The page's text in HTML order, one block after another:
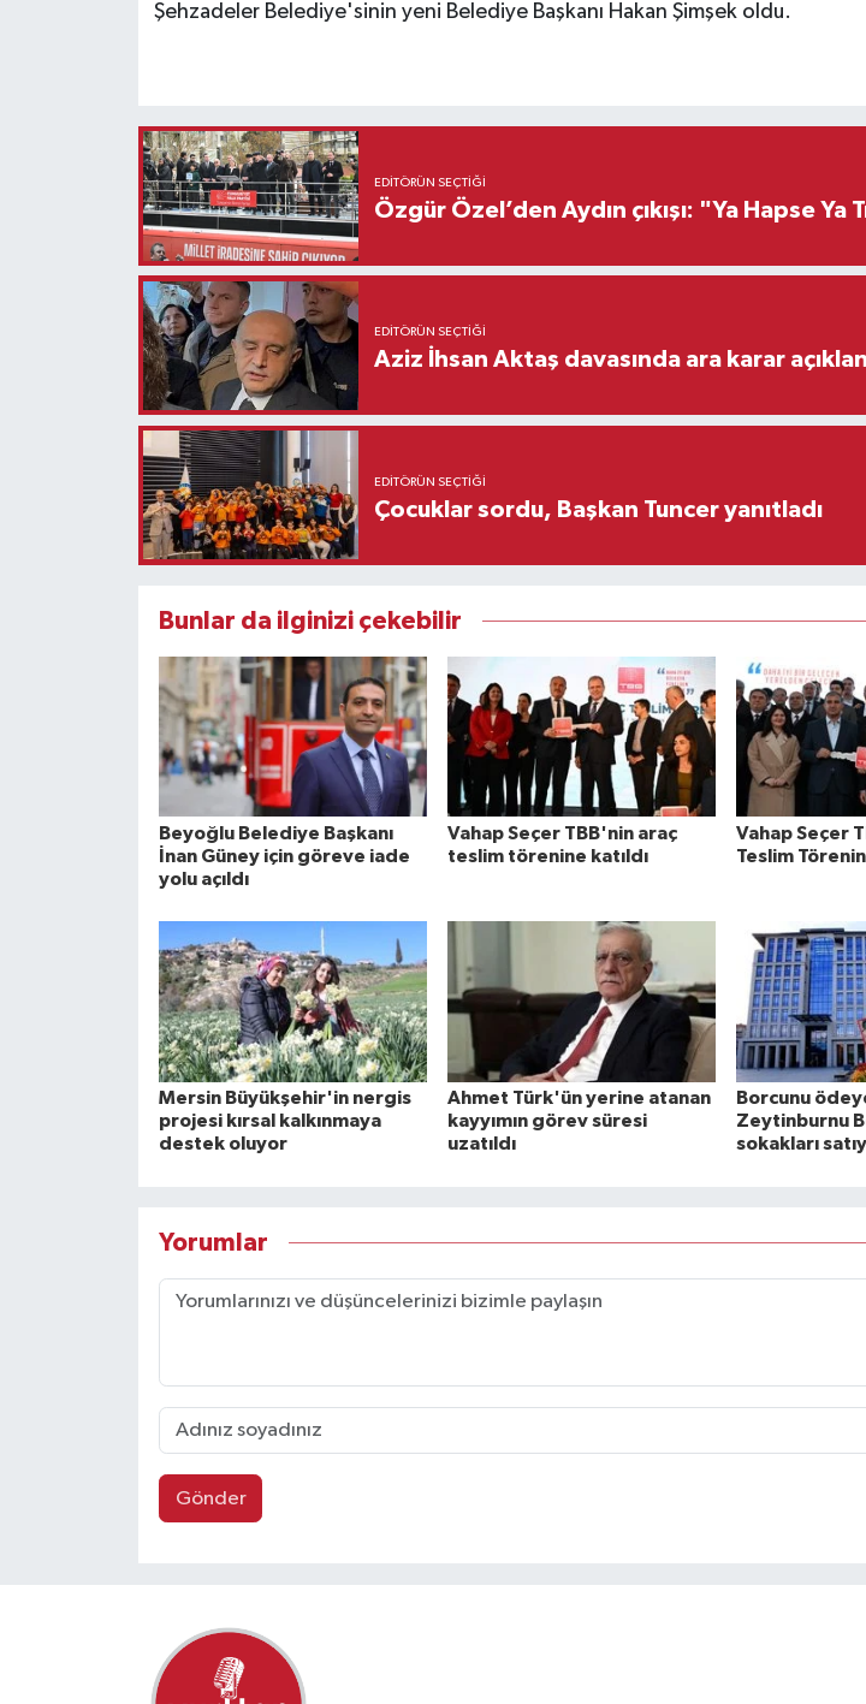
Şehzadeler Belediye'sinin yeni Belediye Başkanı Hakan Şimşek oldu.
EDITÖRÜN SEÇTIĞI
Özgür Özel’den Aydın çıkışı: "Ya Hapse Ya
EDITÖRÜN SEÇTIĞI
Aziz İhsan Aktaş davasında ara karar
EDITÖRÜN SEÇTIĞI
Çocuklar sordu, Başkan Tuncer yanıtladı
Bunlar da ilginizi çekebilir
Beyoğlu Belediye Başkanı
İnan Güney için göreve iade
yolu açıldı
Vahap Seçer TBB'nin araç
teslim törenine katıldı
Vahap Seçer
Teslim
Mersin Büyükşehir'in nergis
projesi kırsal kalkınmaya
destek oluyor
Ahmet Türk'ün yerine atanan
kayyımın görev süresi
uzatıldı
Borcunu
Zeytinburnu
sokakları
Yorumlar
Gönder